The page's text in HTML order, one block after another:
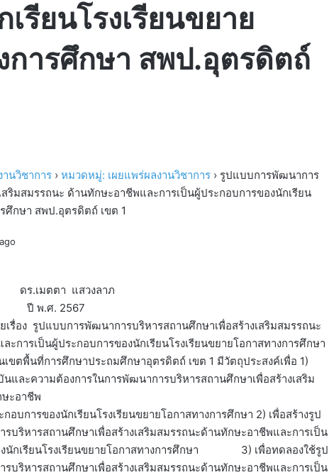
รียนโรงเรียนขยาย
การศึกษา สพป.อุตรดิตถ์
นวิชาการ › หมวดหมู่: เผยแพร่ผลงานวิชาการ › รูปแบบการพัฒนาการ
ริมสมรรถนะ ด้านทักษะอาชีพและการเป็นผู้ประกอบการของนักเรียน
ศึกษา สพป.อุตรดิตถ์ เขต 1
มตตา แสวงลาภ
ปี พ.ศ. 2567
รูปแบบการพัฒนาการบริหารสถานศึกษาเพื่อสร้างเสริมสมรรถนะ
ะการเป็นผู้ประกอบการของนักเรียนโรงเรียนขยายโอกาสทางการศึกษา
เขตพื้นที่การศึกษาประถมศึกษาอุตรดิตถ์ เขต 1 มีวัตถุประสงค์เพื่อ 1)
และความต้องการในการพัฒนาการบริหารสถานศึกษาเพื่อสร้างเสริม
ะอาชีพ
อบการของนักเรียนโรงเรียนขยายโอกาสทางการศึกษา 2) เพื่อสร้างรูป
บริหารสถานศึกษาเพื่อสร้างเสริมสมรรถนะด้านทักษะอาชีพและการเป็น
งนักเรียนโรงเรียนขยายโอกาสทางการศึกษา 3) เพื่อทดลองใช้รูป
บริหารสถานศึกษาเพื่อสร้างเสริมสมรรถนะด้านทักษะอาชีพและการเป็น